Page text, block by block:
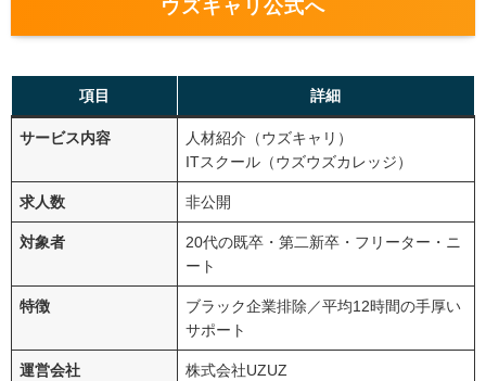
ウズキャリ公式へ
項目 詳細
サービス内容
人材紹介（ウズキャリ）
ITスクール（ウズウズカレッジ）
求人数 非公開
対象者
20代の既卒・第二新卒・フリーター・ニ
ート
特徴
ブラック企業排除／平均12時間の手厚い
サポート
運営会社 株式会社UZUZ